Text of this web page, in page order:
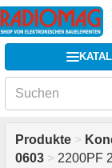
Produkte >
0603 > 2200PF